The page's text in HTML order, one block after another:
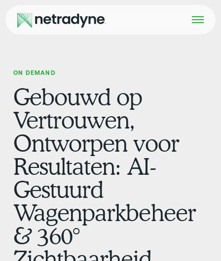
ON DEMAND
Gebouwd op
Vertrouwen,
Ontworpen voor
Resultaten: AI-
Gestuurd
Wagenparkbeheer
& 360°